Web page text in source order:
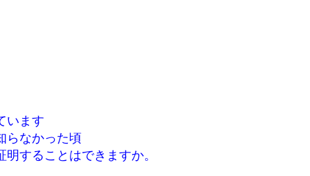
います
らなかった頃
することはできますか。